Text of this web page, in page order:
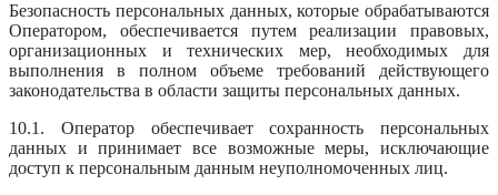
Безопасность персональных данных, которые обрабатываются
Оператором, обеспечивается путем реализации правовых,
организационных и технических мер, необходимых для
выполнения в полном объеме требований действующего
законодательства в области защиты персональных данных.
10.1. Оператор обеспечивает сохранность персональных
данных и принимает все возможные меры, исключающие
доступ к персональным данным неуполномоченных лиц.